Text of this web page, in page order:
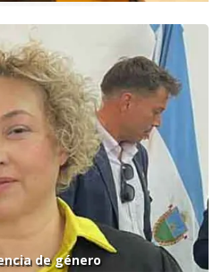
de género